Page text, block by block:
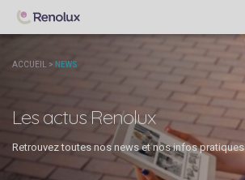
ACCUEIL > NEWS
Les actus Renolux
Retrouvez toutes nos news et nos infos pratiques